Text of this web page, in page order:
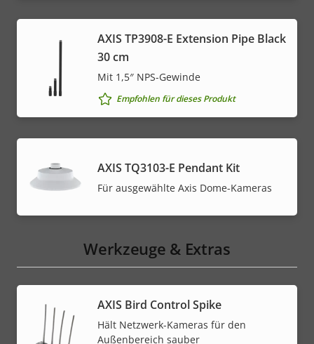
AXIS TP3908-E Extension Pipe Black
30 cm
Mit 1,5″ NPS-Gewinde
Empfohlen für dieses Produkt
AXIS TQ3103-E Pendant Kit
Für ausgewählte Axis Dome-Kameras
Werkzeuge & Extras
AXIS Bird Control Spike
Hält Netzwerk-Kameras für den
Außenbereich sauber